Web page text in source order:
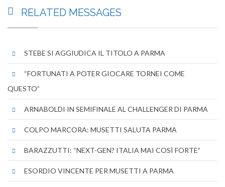
RELATED MESSAGES
STEBE SI AGGIUDICA IL TITOLO A PARMA
“FORTUNATI A POTER GIOCARE TORNEI COME
QUESTO”
ARNABOLDI IN SEMIFINALE AL CHALLENGER DI PARMA
COLPO MARCORA: MUSETTI SALUTA PARMA
BARAZZUTTI: “NEXT-GEN? ITALIA MAI COSÌ FORTE”
ESORDIO VINCENTE PER MUSETTI A PARMA